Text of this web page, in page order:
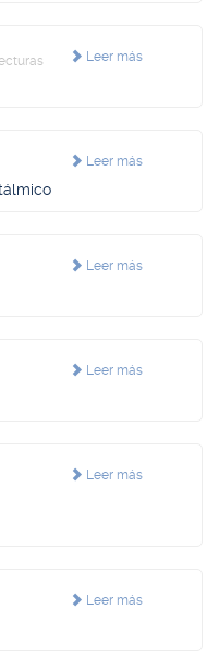
Leer más
Leer más
Leer más
Leer más
Leer más
Leer más